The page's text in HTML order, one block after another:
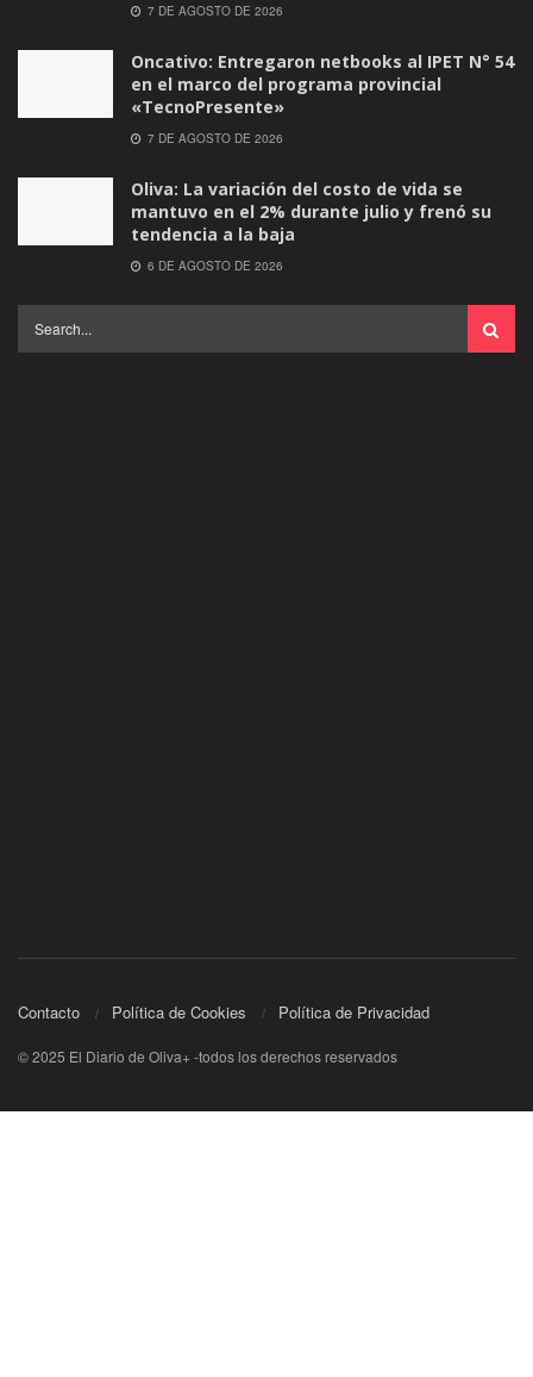
7 DE AGOSTO DE 2026
Oncativo: Entregaron netbooks al IPET N° 54
en el marco del programa provincial
«TecnoPresente»
7 DE AGOSTO DE 2026
Oliva: La variación del costo de vida se
mantuvo en el 2% durante julio y frenó su
tendencia a la baja
6 DE AGOSTO DE 2026
Contacto Política de Cookies Política de Privacidad
© 2025 El Diario de Oliva+ -todos los derechos reservados